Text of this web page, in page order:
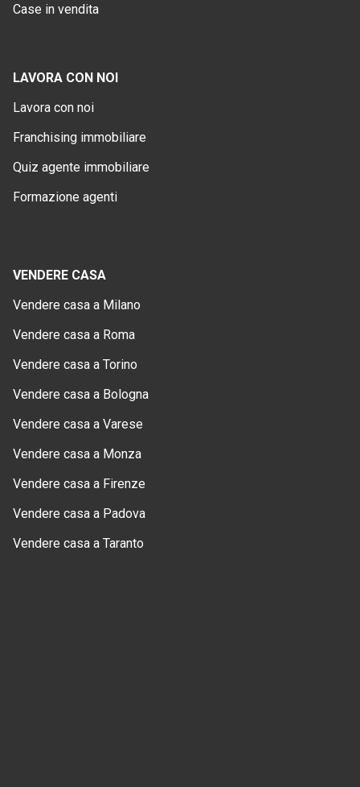
Case in vendita
LAVORA CON NOI
Lavora con noi
Franchising immobiliare
Quiz agente immobiliare
Formazione agenti
VENDERE CASA
Vendere casa a Milano
Vendere casa a Roma
Vendere casa a Torino
Vendere casa a Bologna
Vendere casa a Varese
Vendere casa a Monza
Vendere casa a Firenze
Vendere casa a Padova
Vendere casa a Taranto